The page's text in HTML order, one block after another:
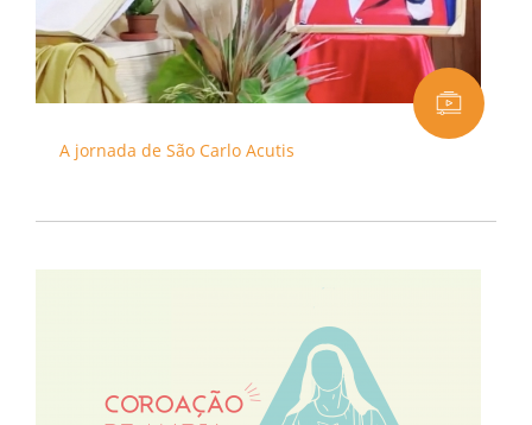
A jornada de São Carlo Acutis